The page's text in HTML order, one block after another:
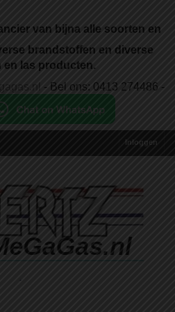
van bijna alle soorten en
brandstoffen en diverse
en las producten.
- Bel ons: 0413 274486 -
Inloggen